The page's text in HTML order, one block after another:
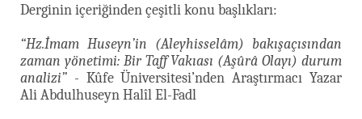
Derginin içeriğinden çeşitli konu başlıkları:
“Hz.İmam Huseyn’in (Aleyhisselâm) bakışaçısından
zaman yönetimi: Bir Taff Vakıası (Aşûrâ Olayı) durum
analizi” - Kûfe Üniversitesi’nden Araştırmacı Yazar
Ali Abdulhuseyn Halîl El-Fadl